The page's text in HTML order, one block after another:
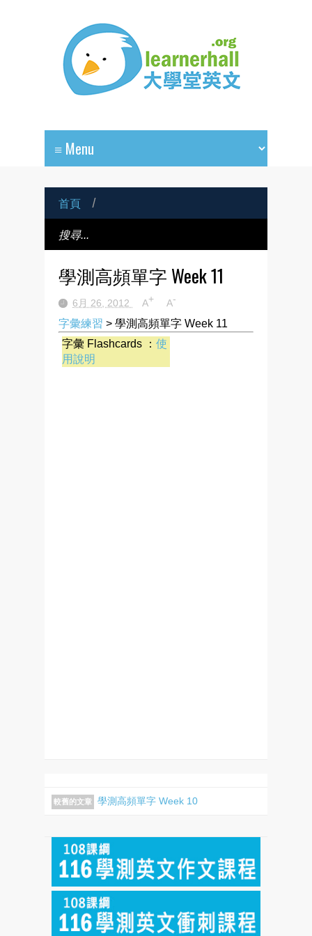
首頁 /
學測高頻單字 Week 11
6月 26, 2012 A+ A-
字彙練習 > 學測高頻單字 Week 11
字彙 Flashcards ： 使
用說明
較舊的文章 學測高頻單字 Week 10